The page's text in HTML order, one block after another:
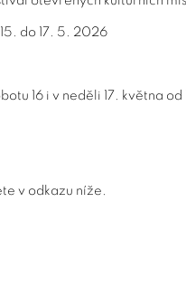
do 17. 5. 2026
16 i v neděli 17. května od
v odkazu níže.